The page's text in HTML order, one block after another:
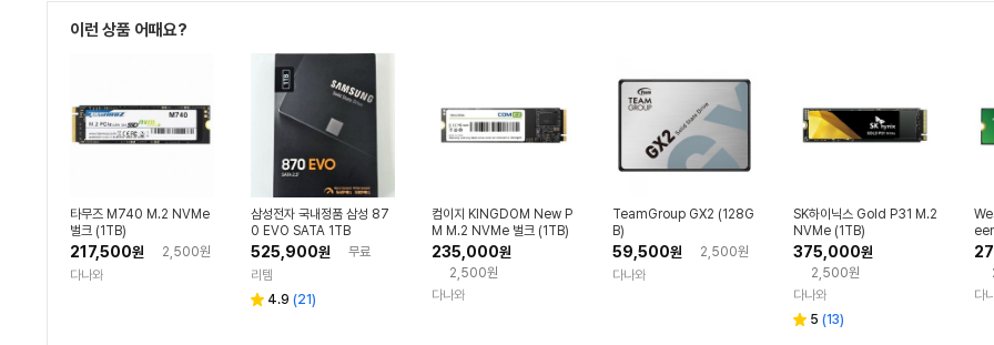
이런 상품 어때요?
타무즈 M740 M.2 NVMe
벌크 (1TB)
217,500원
2,500원
다나와
삼성전자 국내정품 삼성 87
0 EVO SATA 1TB
525,900원
무료
리템
별 4.9 리
(21)
컴이지 KINGDOM New P
M M.2 NVMe 벌크 (1TB)
235,000원
2,500원
다나와
TeamGroup GX2 (128G
B)
59,500원
2,500원
다나와
SK하이닉스 Gold P31 M.2
NVMe (1TB)
375,000원
2,500원
다나와
별 5 리
(13)
e
다